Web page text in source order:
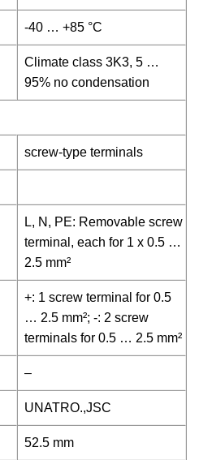
-40 … +85 °C
Climate class 3K3, 5 …
95% no condensation
screw-type terminals
L, N, PE: Removable screw
terminal, each for 1 x 0.5 …
2.5 mm²
+: 1 screw terminal for 0.5
… 2.5 mm²; -: 2 screw
terminals for 0.5 … 2.5 mm²
–
UNATRO.,JSC
52.5 mm